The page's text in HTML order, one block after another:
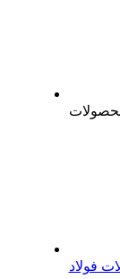
فولاد